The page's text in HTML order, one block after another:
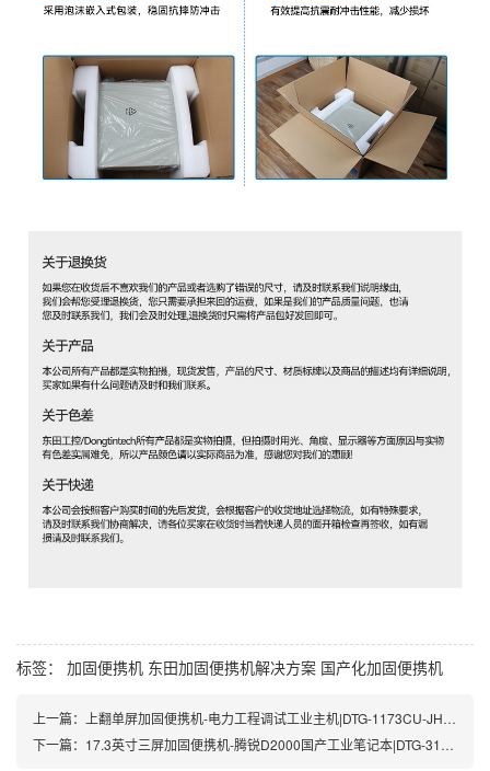
标签： 加固便携机 东田加固便携机解决方案 国产化加固便携机
上一篇：
上翻单屏加固便携机-电力工程调试工业主机|DTG-1173CU-JH610MC1
下一篇： 17.3英寸三屏加固便携机-腾锐D2000国产工业笔记本|DTG-3173CU-FD2KMCL2